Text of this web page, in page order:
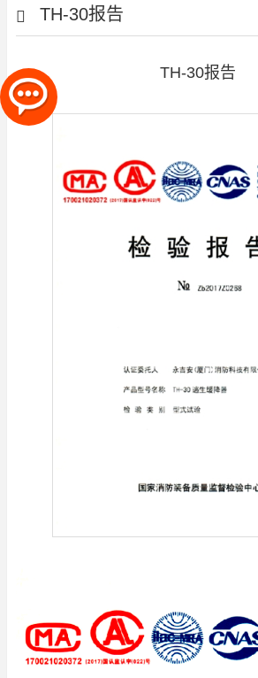
TH-30报告
TH-30报告